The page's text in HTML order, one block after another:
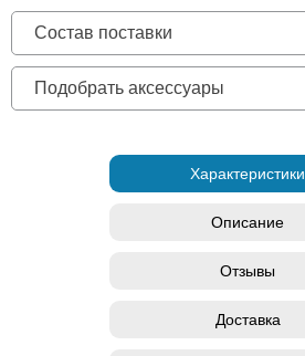
Состав поставки
Подобрать аксессуары
Характеристики
Описание
Отзывы
Доставка